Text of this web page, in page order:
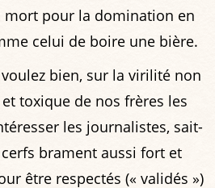
pour la domination en
celui de boire une bière.
bien, sur la virilité non
toxique de nos frères les
les journalistes, sait-
brament aussi fort et
être respectés (« validés »)